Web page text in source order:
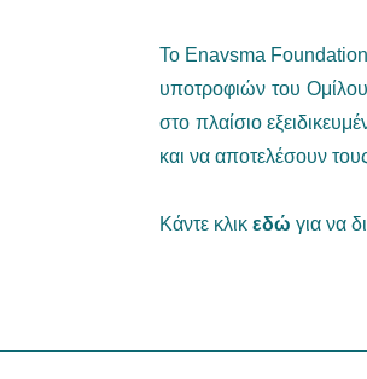
Το Enavsma Foundation
υποτροφιών του
στο πλαίσιο
και να αποτελέσουν
Κάντε κλικ εδώ για να